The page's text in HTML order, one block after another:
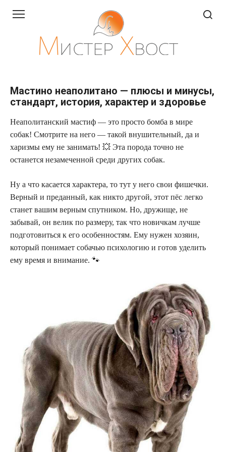
Мастино неаполитано — плюсы и минусы,
стандарт, история, характер и здоровье
Неаполитанский мастиф — это просто бомба в мире
собак! Смотрите на него — такой внушительный, да и
харизмы ему не занимать! 💥 Эта порода точно не
останется незамеченной среди других собак.
Ну а что касается характера, то тут у него свои фишечки.
Верный и преданный, как никто другой, этот пёс легко
станет вашим верным спутником. Но, дружище, не
забывай, он велик по размеру, так что новичкам лучше
подготовиться к его особенностям. Ему нужен хозяин,
который понимает собачью психологию и готов уделить
ему время и внимание. 🐾